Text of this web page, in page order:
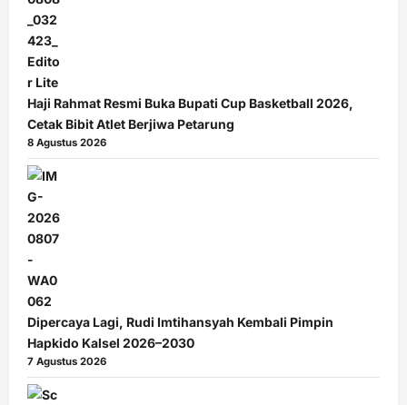
Haji Rahmat Resmi Buka Bupati Cup Basketball 2026,
Cetak Bibit Atlet Berjiwa Petarung
8 Agustus 2026
Dipercaya Lagi, Rudi Imtihansyah Kembali Pimpin
Hapkido Kalsel 2026–2030
7 Agustus 2026